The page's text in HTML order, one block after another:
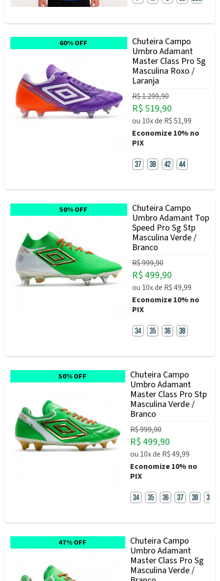
60% OFF
Chuteira Campo
Umbro Adamant
Master Class Pro Sg
Masculina Roxo /
Laranja
R$ 1.299,90
R$ 519,90
ou 10xde R$ 51,99
Economize10% no
PIX
50% OFF
Chuteira Campo
Umbro Adamant Top
Speed Pro Sg Stp
Masculina Verde /
Branco
R$ 999,90
R$ 499,90
ou 10xde R$ 49,99
Economize10% no
PIX
50% OFF
Chuteira Campo
Umbro Adamant
Master Class Pro Stp
Masculina Verde /
Branco
R$ 999,90
R$ 499,90
ou 10xde R$ 49,99
Economize10% no
PIX
47% OFF
Chuteira Campo
Umbro Adamant
Master Class Pro Sg
Masculina Verde /